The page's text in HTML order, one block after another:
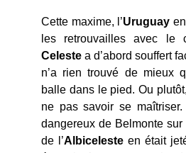
Cette maxime, l’Uruguay
les retrouvailles avec le
Celeste a d’abord souffert
n’a rien trouvé de mieux
balle dans le pied. Ou
ne pas savoir se
dangereux de Belmonte
de l’Albiceleste en était